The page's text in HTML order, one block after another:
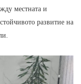
местната и
развитие на